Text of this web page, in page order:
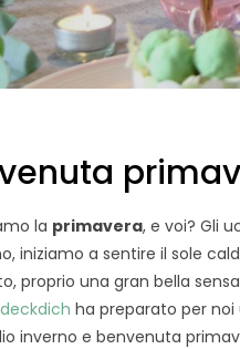
la primavera, e voi? Gli
iniziamo a sentire il sole
proprio una gran bella
ha preparato per
inverno e benvenuta